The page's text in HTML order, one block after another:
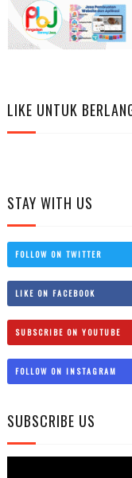
LIKE UNTUK
STAY WITH US
FOLLOW ON TWITTER
LIKE ON FACEBOOK
SUBSCRIBE ON YOUTUBE
FOLLOW ON INSTAGRAM
SUBSCRIBE US